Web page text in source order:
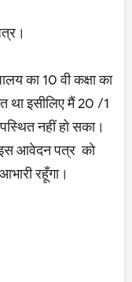
का 10 वी कक्षा का
था इसीलिए मैं 20 /1
नहीं हो सका।
आवेदन पत्र को
रहूँगा।